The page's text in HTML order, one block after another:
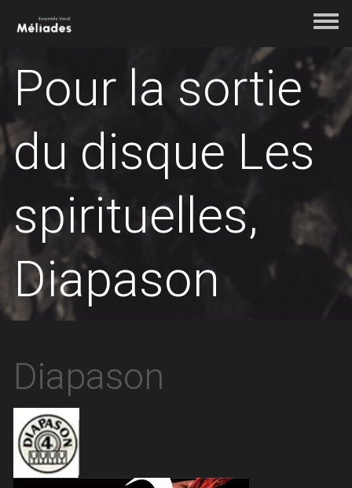
Toggle
Pour la sortie
du disque Les
spirituelles,
Diapason
Diapason
logo presse